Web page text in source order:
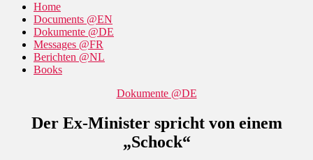
Home
Documents @EN
Dokumente @DE
Messages @FR
Berichten @NL
Books
Categories
Dokumente @DE
Der Ex-Minister spricht von einem
„Schock“